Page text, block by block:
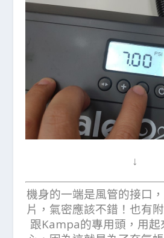
↓
機身的一端是風管的接口
片，氣密應該不錯！也有
跟Kampa的專用頭，用起